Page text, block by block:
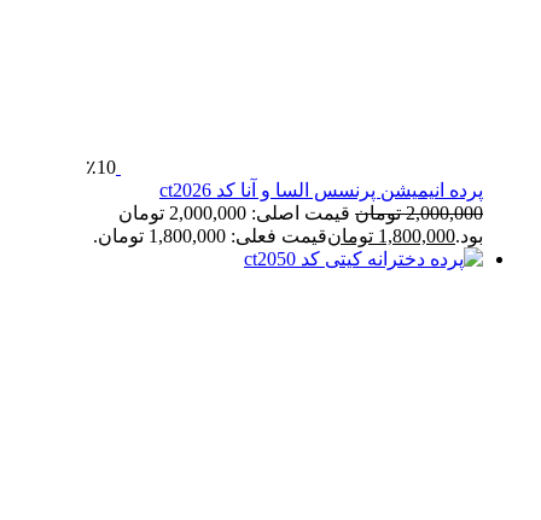
٪10
پرده انیمیشن پرنسس السا و آنا کد ct2026
2,000,000 تومان
قیمت اصلی: 2,000,000 تومان
بود.1,800,000 تومانقیمت فعلی: 1,800,000 تومان.